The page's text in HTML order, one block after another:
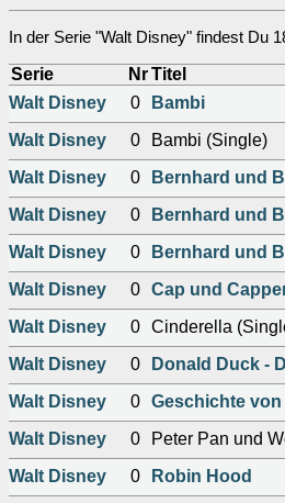
In der Serie "Walt Disney" findest Du
Serie Nr Titel
Walt Disney
0
Bambi
Walt Disney
0
Bambi (Single)
Walt Disney
0
Bernhard und
Walt Disney
0
Bernhard und
Walt Disney
0
Bernhard und
Walt Disney
0 Cap und
Walt Disney
0 Cinderella
Walt Disney
0
Donald Duck -
Walt Disney
0 Geschichte
Walt Disney
0
Peter Pan und
Walt Disney
0
Robin Hood